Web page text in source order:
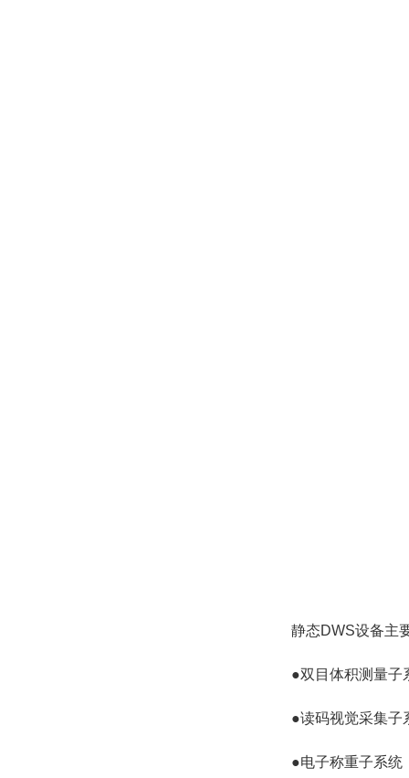
静态DWS设备主
●双目体积测量子
●读码视觉采集子
●电子称重子系统